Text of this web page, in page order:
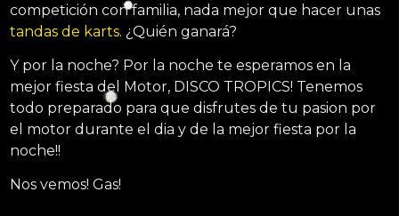
competición con familia, nada mejor que hacer unas
tandas de karts. ¿Quién ganará?
Y por la noche? Por la noche te esperamos en la
mejor fiesta del Motor, DISCO TROPICS! Tenemos
todo preparado para que disfrutes de tu pasion por
el motor durante el dia y de la mejor fiesta por la
noche!!
Nos vemos! Gas!